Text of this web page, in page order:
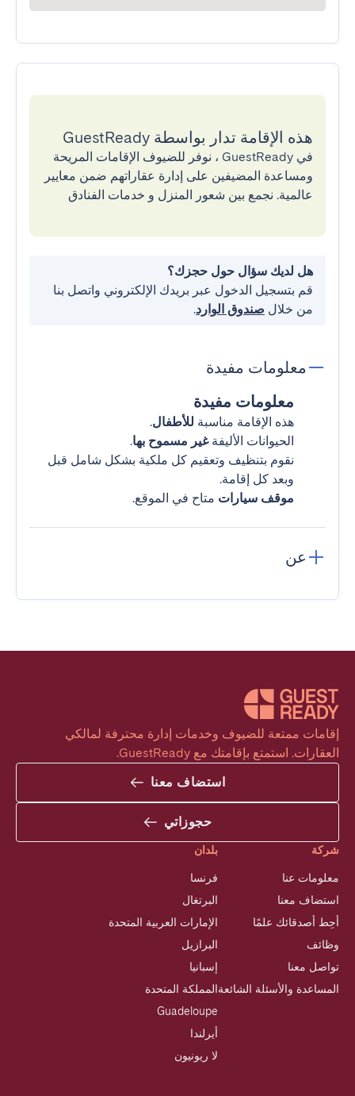
هذه الإقامة تدار بواسطة GuestReady
في GuestReady ، نوفر للضيوف الإقامات المريحة
ومساعدة المضيفين على إدارة عقاراتهم ضمن معايير
عالمية. نجمع بين شعور المنزل و خدمات الفنادق
هل لديك سؤال حول حجزك؟
قم بتسجيل الدخول عبر بريدك الإلكتروني واتصل بنا
من خلال صندوق الوارد.
معلومات مفيدة
معلومات مفيدة
هذه الإقامة مناسبة للأطفال.
الحيوانات الأليفةغير مسموح بها.
نقوم بتنظيف وتعقيم كل ملكية بشكل شامل قبل
وبعد كل إقامة.
موقف سيارات متاح في الموقع.
عن
العقارات. استمتع بإقامتك مع GuestReady.
استضاف معنا
حجوزاتي
شركة
معلومات عنا
استضاف معنا
أحِط أصدقائك علمًا
وظائف
تواصل معنا
المساعدة والأسئلة الشائعة
بلدان
فرنسا
البرتغال
الإمارات العربية المتحدة
البرازيل
إسبانيا
المملكة المتحدة
Guadeloupe
أيرلندا
لا ريونيون